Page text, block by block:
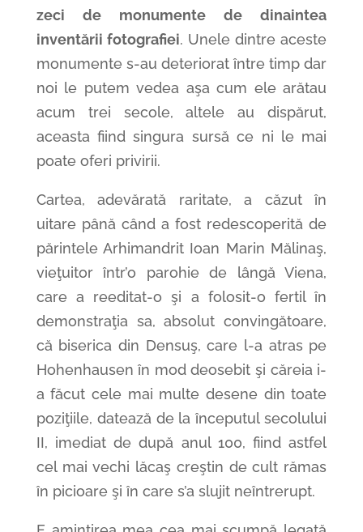
zeci de monumente de dinaintea
inventării fotografiei. Unele dintre aceste
monumente s-au deteriorat între timp dar
noi le putem vedea aşa cum ele arătau
acum trei secole, altele au dispărut,
aceasta fiind singura sursă ce ni le mai
poate oferi privirii.
Cartea, adevărată raritate, a căzut în
uitare până când a fost redescoperită de
părintele Arhimandrit Ioan Marin Mălinaş,
vieţuitor într’o parohie de lângă Viena,
care a reeditat-o şi a folosit-o fertil în
demonstraţia sa, absolut convingătoare,
că biserica din Densuş, care l-a atras pe
Hohenhausen în mod deosebit şi căreia i-
a făcut cele mai multe desene din toate
poziţiile, datează de la începutul secolului
II, imediat de după anul 100, fiind astfel
cel mai vechi lăcaş creştin de cult rămas
în picioare şi în care s’a slujit neîntrerupt.